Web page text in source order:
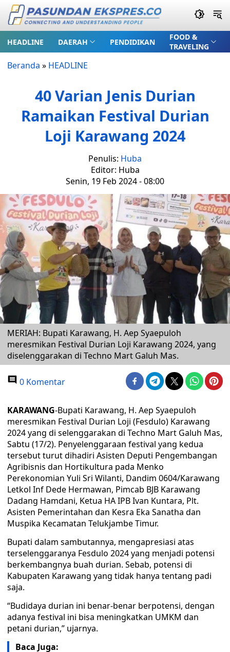
HEADLINE DAERAH PENDIDIKAN
FOOD &
TRAVELING
Beranda » HEADLINE
40 Varian Jenis Durian
Ramaikan Festival Durian
Loji Karawang 2024
Penulis: Huba
Editor: Huba
Senin, 19 Feb 2024 - 08:00
MERIAH: Bupati Karawang, H. Aep Syaepuloh
meresmikan Festival Durian Loji Karawang 2024, yang
diselenggarakan di Techno Mart Galuh Mas.
0 Komentar
KARAWANG-Bupati Karawang, H. Aep Syaepuloh
meresmikan Festival Durian Loji (Fesdulo) Karawang
2024 yang di selenggarakan di Techno Mart Galuh Mas,
Sabtu (17/2). Penyelenggaraan festival yang kedua
tersebut turut dihadiri Asisten Deputi Pengembangan
Agribisnis dan Hortikultura pada Menko
Perekonomian Yuli Sri Wilanti, Dandim 0604/Karawang
Letkol Inf Dede Hermawan, Pimcab BJB Karawang
Dadang Hamdani, Ketua HA IPB Ivan Kuntara, Plt.
Asisten Pemerintahan dan Kesra Eka Sanatha dan
Muspika Kecamatan Telukjambe Timur.
Bupati dalam sambutannya, mengapresiasi atas
terselenggaranya Fesdulo 2024 yang menjadi potensi
berkembangnya buah durian. Sebab, potensi di
Kabupaten Karawang yang tidak hanya tentang padi
saja.
“Budidaya durian ini benar-benar berpotensi, dengan
adanya festival ini bisa meningkatkan UMKM dan
petani durian,” ujarnya.
Baca Juga: